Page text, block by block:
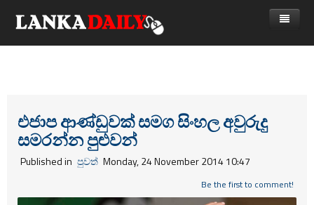
එජාප ආණ්‌ඩුවක්‌ සමග සිංහල අවුරුදු
සමරන්න පුළුවන්
Published in පුවත් Monday, 24 November 2014 10:47
Be the first to comment!
ක්‍රීඩා
කලා
කාලීන සංවාද
විමසීම්
Advertise with us